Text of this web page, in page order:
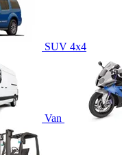
SUV 4x4
Van